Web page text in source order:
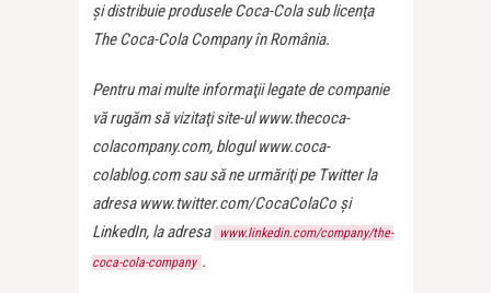
şi distribuie produsele Coca-Cola sub licenţa
The Coca-Cola Company în România.
Pentru mai multe informaţii legate de companie
vă rugăm să vizitaţi site-ul www.thecoca-
colacompany.com, blogul www.coca-
colablog.com sau să ne urmăriţi pe Twitter la
adresa www.twitter.com/CocaColaCo şi
LinkedIn, la adresa www.linkedin.com/company/the-
coca-cola-company .